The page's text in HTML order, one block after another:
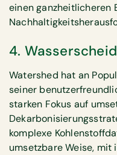
einen ganzheitlicheren
4.
Watershed hat an
seiner
starken Fokus auf
komplexe
umsetzbare Weise,